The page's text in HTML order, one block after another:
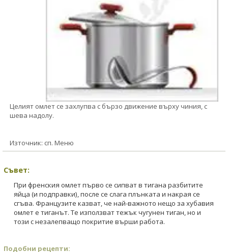
Целият омлет се захлупва с бързо движение върху чиния, с
шева надолу.
Източник: сп. Меню
Съвет:
При френския омлет първо се сипват в тигана разбитите
яйца (и подправки), после се слага плънката и накрая се
сгъва. Французите казват, че най-важното нещо за хубавия
омлет е тиганът. Те използват тежък чугунен тиган, но и
този с незалепващо покритие върши работа.
Подобни рецепти: